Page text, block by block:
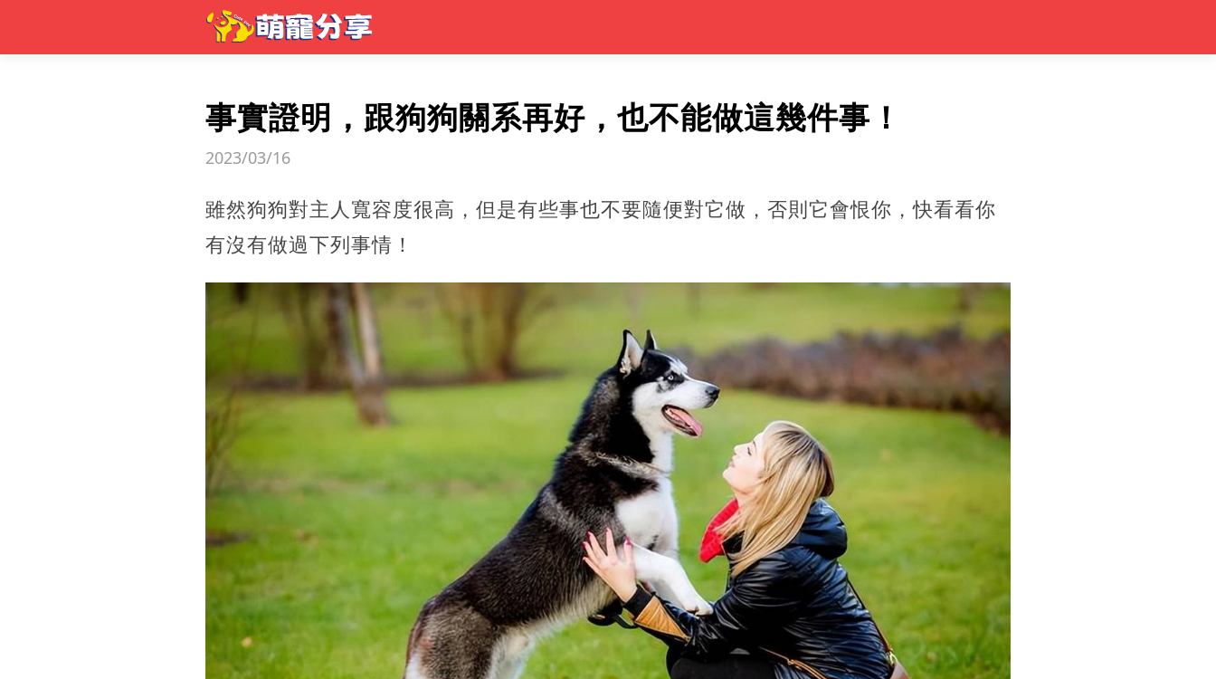
事實證明，跟狗狗關系再好，也不能做這幾件事！
2023/03/16
雖然狗狗對主人寬容度很高，但是有些事也不要隨便對它做，否則它會恨你，快看看你
有沒有做過下列事情！